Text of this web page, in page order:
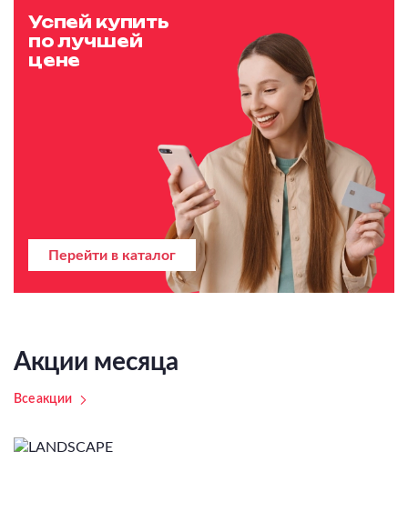
Успей купить
по лучшей
цене
Перейти в каталог
Акции месяца
Все акции